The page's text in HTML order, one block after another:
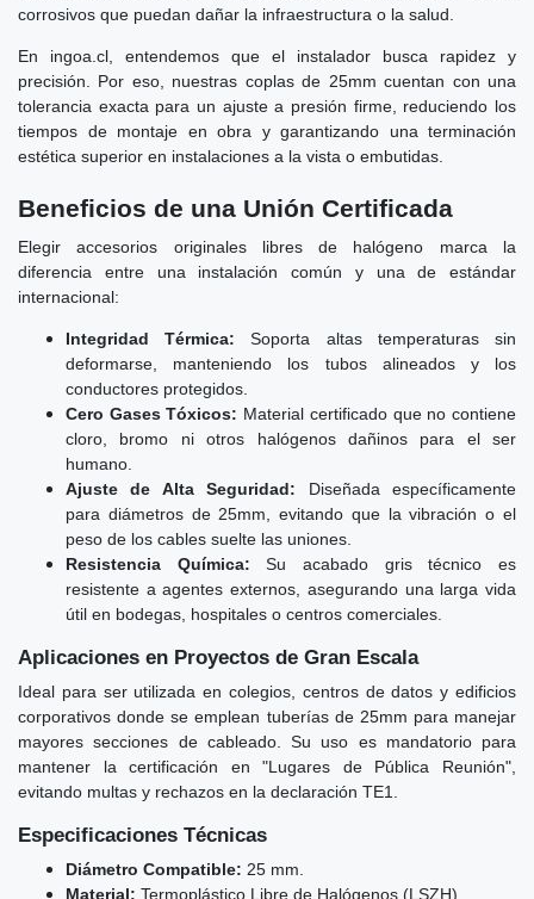
corrosivos que puedan dañar la infraestructura o la salud.
En ingoa.cl, entendemos que el instalador busca rapidez y
precisión. Por eso, nuestras coplas de 25mm cuentan con una
tolerancia exacta para un ajuste a presión firme, reduciendo los
tiempos de montaje en obra y garantizando una terminación
estética superior en instalaciones a la vista o embutidas.
Beneficios de una Unión Certificada
Elegir accesorios originales libres de halógeno marca la
diferencia entre una instalación común y una de estándar
internacional:
Integridad Térmica: Soporta altas temperaturas sin
deformarse, manteniendo los tubos alineados y los
conductores protegidos.
Cero Gases Tóxicos: Material certificado que no contiene
cloro, bromo ni otros halógenos dañinos para el ser
humano.
Ajuste de Alta Seguridad: Diseñada específicamente
para diámetros de 25mm, evitando que la vibración o el
peso de los cables suelte las uniones.
Resistencia Química: Su acabado gris técnico es
resistente a agentes externos, asegurando una larga vida
útil en bodegas, hospitales o centros comerciales.
Aplicaciones en Proyectos de Gran Escala
Ideal para ser utilizada en colegios, centros de datos y edificios
corporativos donde se emplean tuberías de 25mm para manejar
mayores secciones de cableado. Su uso es mandatorio para
mantener la certificación en "Lugares de Pública Reunión",
evitando multas y rechazos en la declaración TE1.
Especificaciones Técnicas
Diámetro Compatible: 25 mm.
Material: Termoplástico Libre de Halógenos (LSZH).